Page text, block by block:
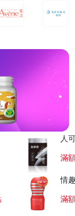
人
滿
情
滿